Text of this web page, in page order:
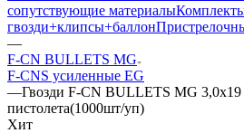
сопутствующие материалы
гвозди+клипсы+баллон
—
F-CN BULLETS MG
F-CNS усиленные EG
—Гвозди F-CN BULLETS MG 3,0х19
пистолета(1000шт/уп)
Хит